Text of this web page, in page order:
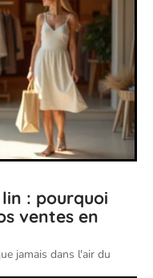
: pourquoi
ventes en
jamais dans l'air du